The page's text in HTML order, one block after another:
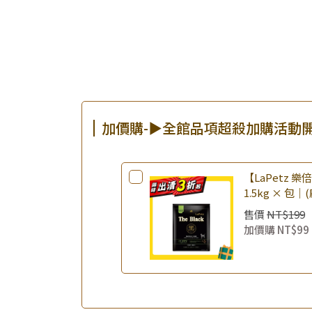
加價購-▶全館品項超殺加購活動
【LaPetz 樂
1.5kg × 包｜(
飼料 幼犬飼
售價NT$199
加價購NT$99